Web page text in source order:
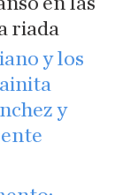
riada
y los
y